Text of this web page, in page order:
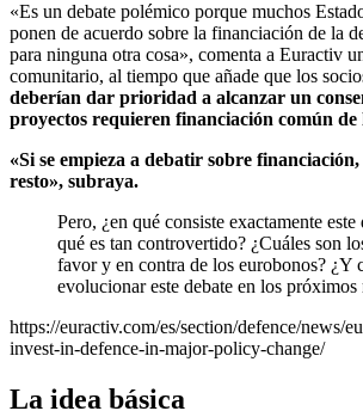
«Es un debate polémico porque muchos
ponen de acuerdo sobre la financiación de la
para ninguna otra cosa», comenta a Euractiv
comunitario, al tiempo que añade que los
deberían dar prioridad a alcanzar un
proyectos requieren financiación común de
«Si se empieza a debatir sobre
resto», subraya.
Pero, ¿en qué consiste exactamente este
qué es tan controvertido? ¿Cuáles son
favor y en contra de los eurobonos? ¿Y
evolucionar este debate en los próximos
https://euractiv.com/es/section/defence/news/
invest-in-defence-in-major-policy-change/
La idea básica